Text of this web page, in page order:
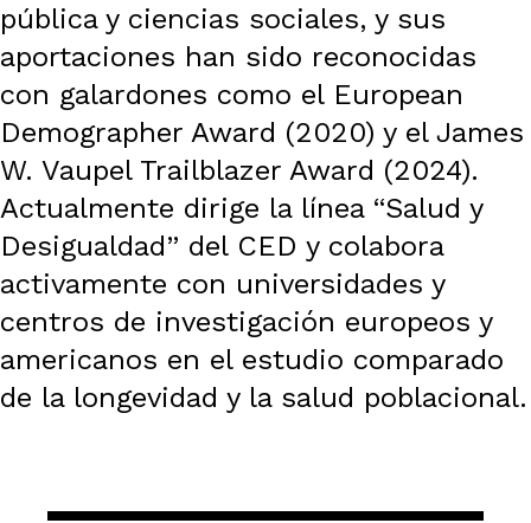
pública y ciencias sociales, y sus
aportaciones han sido reconocidas
con galardones como el European
Demographer Award (2020) y el James
W. Vaupel Trailblazer Award (2024).
Actualmente dirige la línea “Salud y
Desigualdad” del CED y colabora
activamente con universidades y
centros de investigación europeos y
americanos en el estudio comparado
de la longevidad y la salud poblacional.